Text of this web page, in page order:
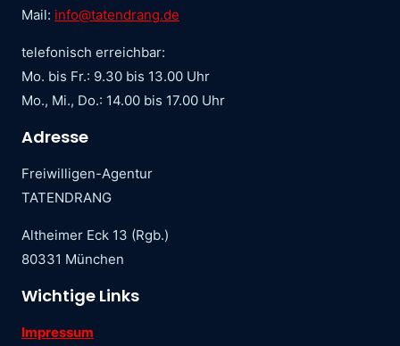
Mail: info@tatendrang.de
telefonisch erreichbar:
Mo. bis Fr.: 9.30 bis 13.00 Uhr
Mo., Mi., Do.: 14.00 bis 17.00 Uhr
Adresse
Freiwilligen-Agentur
TATENDRANG
Altheimer Eck 13 (Rgb.)
80331 München
Wichtige Links
Impressum